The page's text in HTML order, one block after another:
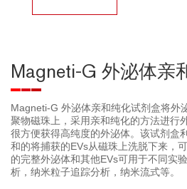
Magneti-G 外泌体亲
Magneti-G 外泌体亲和纯化试剂盒将外
聚物磁珠上，采用亲和纯化的方法进行
很方便获得高纯度的外泌体。该试剂盒
和的将捕获的EVs从磁珠上洗脱下来，
的完整外泌体和其他EVs可用于不同实
析，纳米粒子追踪分析，纳米流式等。